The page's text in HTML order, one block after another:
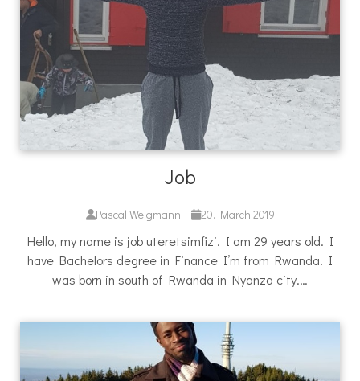
Job
Pascal Weigmann 20. March 2019
Hello, my name is job uteretsimfizi. I am 29 years old. I
have Bachelors degree in Finance I’m from Rwanda. I
was born in south of Rwanda in Nyanza city.…